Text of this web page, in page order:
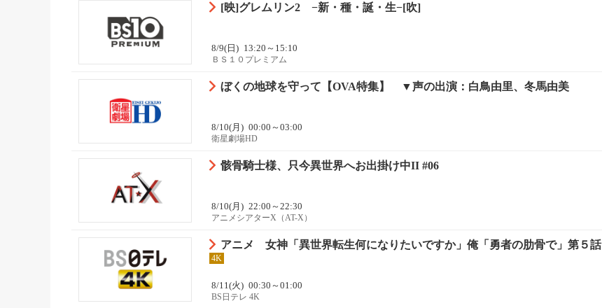
[映]グレムリン2 −新・種・誕・生−[吹]
8/9(日) 13:20～15:10
ＢＳ１０プレミアム
ぼくの地球を守って【OVA特集】 ▼声の出演：白鳥由里、冬馬由美
8/10(月) 00:00～03:00
衛星劇場HD
骸骨騎士様、只今異世界へお出掛け中II #06
8/10(月) 22:00～22:30
アニメシアターX（AT-X）
アニメ 女神「異世界転生何になりたいですか」俺「勇者の肋骨で」第５話
4K
8/11(火) 00:30～01:00
BS日テレ 4K